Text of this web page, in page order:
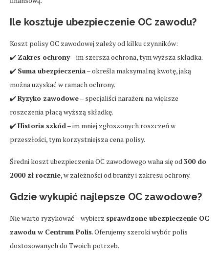
Ile kosztuje ubezpieczenie OC zawodu?
Koszt polisy OC zawodowej zależy od kilku czynników:
✔️ Zakres ochrony– im szersza ochrona, tym wyższa składka.
✔️ Suma ubezpieczenia– określa maksymalną kwotę, jaką
można uzyskać w ramach ochrony.
✔️Ryzyko zawodowe– specjaliści narażeni na większe
roszczenia płacą wyższą składkę.
✔️Historia szkód– im mniej zgłoszonych roszczeń w
przeszłości, tym korzystniejsza cena polisy.
Średni koszt ubezpieczenia OC zawodowego waha się od300 do
2000 zł rocznie, w zależności od branży i zakresu ochrony.
Gdzie wykupić najlepsze OC zawodowe?
Nie warto ryzykować – wybierz sprawdzone ubezpieczenie OC
zawodu w Centrum Polis. Oferujemy szeroki wybór polis
dostosowanych do Twoich potrzeb.